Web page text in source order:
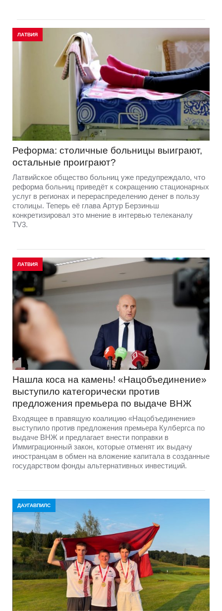
ЛАТВИЯ
Реформа: столичные больницы выиграют,
остальные проиграют?
Латвийское общество больниц уже предупреждало, что
реформа больниц приведёт к сокращению стационарных
услуг в регионах и перераспределению денег в пользу
столицы. Теперь её глава Артур Берзиньш
конкретизировал это мнение в интервью телеканалу
TV3.
ЛАТВИЯ
Нашла коса на камень! «Нацобъединение»
выступило категорически против
предложения премьера по выдаче ВНЖ
Входящее в правящую коалицию «Нацобъединение»
выступило против предложения премьера Кулбергса по
выдаче ВНЖ и предлагает внести поправки в
Иммиграционный закон, которые отменят их выдачу
иностранцам в обмен на вложение капитала в созданные
государством фонды альтернативных инвестиций.
ДАУГАВПИЛС